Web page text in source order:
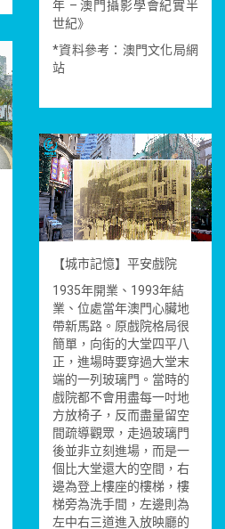
年 – 澳門攝影學會紀實半
世紀》
*資料參考：澳門文化局網
站
【城市記憶】平安戲院
1935年開業、1993年結
業、位處當年澳門心臟地
帶新馬路。原戲院格局很
簡單，向街的大堂四平八
正，進場時要穿過大堂末
端的一列玻璃門。當時的
戲院都不會用盡每一吋地
方放椅子，反而盡量留空
間疏導觀眾，走過玻璃門
後並非立刻進場，而是一
個比大堂還大的空間，右
邊為登上樓座的樓梯，樓
梯旁為洗手間，左邊則為
左中右三道進入放映廳的